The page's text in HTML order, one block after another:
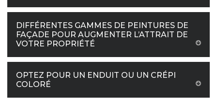
DIFFÉRENTES GAMMES DE PEINTURES DE
FAÇADE POUR AUGMENTER L’ATTRAIT DE
VOTRE PROPRIÉTÉ
OPTEZ POUR UN ENDUIT OU UN CRÉPI
COLORÉ